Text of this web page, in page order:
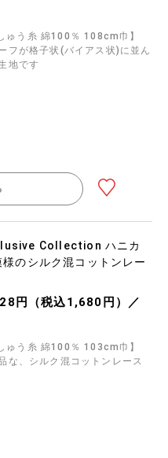
ゅう糸 綿100％ 108cm巾】
フが格子状(バイアス状)に並ん
地です
Collection ハニカ
様のシルク混コットンレー
円（税込1,680円）／
ゅう糸 綿100％ 103cm巾】
な、シルク混コットンレース